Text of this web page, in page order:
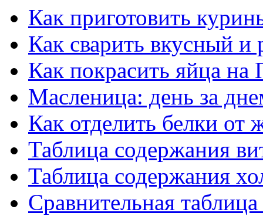
Как приготовить
Как сварить вкусный и
Как покрасить яйца на
Масленица: день за
Как отделить белки от
Таблица содержания
Таблица содержания
Сравнительная